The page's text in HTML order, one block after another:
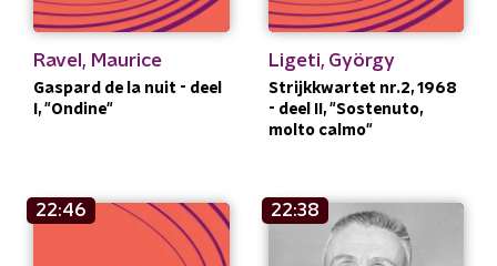
Ravel, Maurice
Gaspard de la nuit - deel
I, "Ondine"
Ligeti, György
Strijkkwartet nr.2, 1968
- deel II, "Sostenuto,
molto calmo"
22:46 22:38